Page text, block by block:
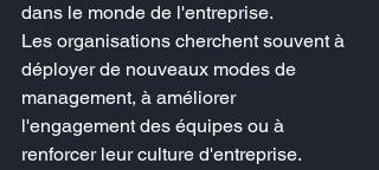
dans le monde de l'entreprise.
Les organisations cherchent souvent à
déployer de nouveaux modes de
management, à améliorer
l'engagement des équipes ou à
renforcer leur culture d'entreprise.